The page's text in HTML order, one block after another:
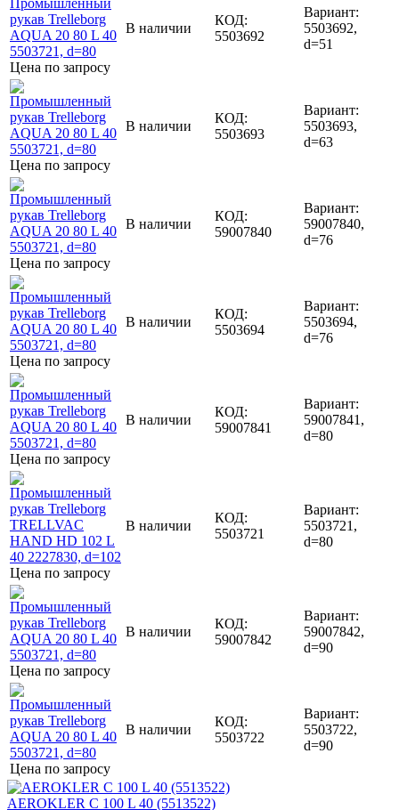
Цена по запросу
В наличии
КОД:
5503692
Вариант:
5503692,
d=51
Цена по запросу
В наличии
КОД:
5503693
Вариант:
5503693,
d=63
Цена по запросу
В наличии
КОД:
59007840
Вариант:
59007840,
d=76
Цена по запросу
В наличии
КОД:
5503694
Вариант:
5503694,
d=76
Цена по запросу
В наличии
КОД:
59007841
Вариант:
59007841,
d=80
Цена по запросу
В наличии
КОД:
5503721
Вариант:
5503721,
d=80
Цена по запросу
В наличии
КОД:
59007842
Вариант:
59007842,
d=90
Цена по запросу
В наличии
КОД:
5503722
Вариант:
5503722,
d=90
AEROKLER C 100 L 40 (5513522)